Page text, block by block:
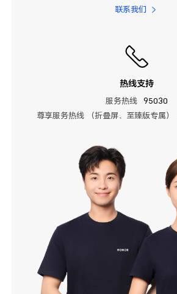
联系我们
热线支持
服务热线
95030
尊享服务热线 （折叠屏、至臻版专属）